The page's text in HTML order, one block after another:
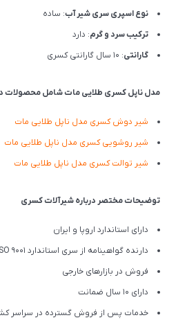
نوع اسپری سری شیر آب: ساده
ترکیب سرد و گرم: دارد
گارانتی: 10 سال گارانتی کسری
مدل ناپل کسری طلایی مات شامل محصولات
شیر دوش کسری مدل ناپل طلایی مات
شیر روشویی کسری مدل ناپل طلایی مات
شیر توالت کسری مدل ناپل طلایی مات
توضیحات مختصر درباره شیرآلات کسری
دارای استاندارد اروپا و ایران
دارنده گواهینامه از سری استاندارد ISO 9001
فروش در بازارهای خارجی
دارای 10 سال ضمانت
خدمات پس از فروش گسترده در سراسر